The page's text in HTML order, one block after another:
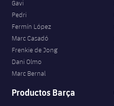
Gavi
Pedri
Fermín López
Marc Casadó
Frenkie de Jong
Dani Olmo
Marc Bernal
Productos Barça